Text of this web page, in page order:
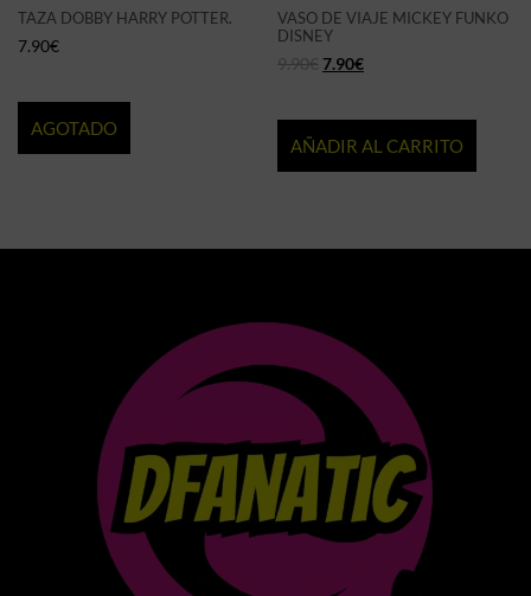
TAZA DOBBY HARRY POTTER.
7.90€
AGOTADO
VASO DE VIAJE MICKEY FUNKO
DISNEY
9.90€7.90€
AÑADIR AL CARRITO